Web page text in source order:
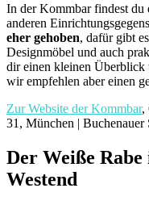
In der Kommbar findest du
anderen
eher gehoben, dafür gibt
Designmöbel und auch
dir einen kleinen Überblick
wir empfehlen aber einen
Zur Website der Kommbar,
31, München |
Der Weiße
Westend